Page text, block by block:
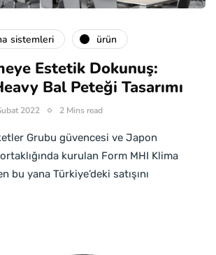
sistemleri ürün
Estetik Dokunuş:
Bal Peteği Tasarımı
2022 2 Mins read
Grubu güvencesi ve Japon
kurulan Form MHI Klima
bu yana Türkiye’deki satışını